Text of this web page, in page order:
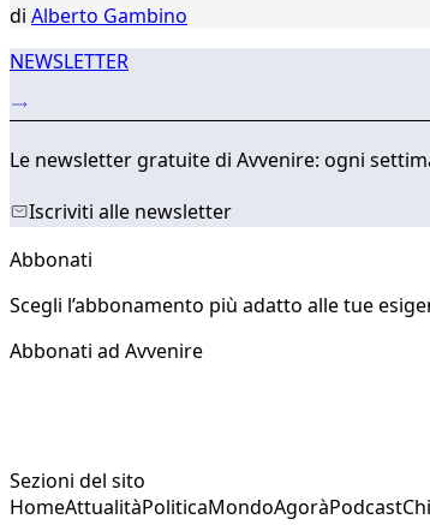
di Alberto Gambino
NEWSLETTER
Le newsletter gratuite di Avvenire: ogni
Iscriviti alle newsletter
Abbonati
Scegli l’abbonamento più adatto alle tue
Abbonati ad Avvenire
Sezioni del sito
HomeAttualitàPoliticaMondoAgoràPodcast